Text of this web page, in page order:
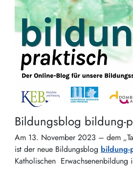
Bildungsblog bildung-
Am 13. November 2023 – dem
ist der neue Bildungsblog bildung-
Katholischen Erwachsenenbildung